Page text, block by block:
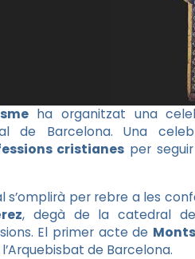
ha organitzat una
de Barcelona. Una
cristianes per
s’omplirà per rebre a les
, degà de la catedral
El primer acte de
de Barcelona.